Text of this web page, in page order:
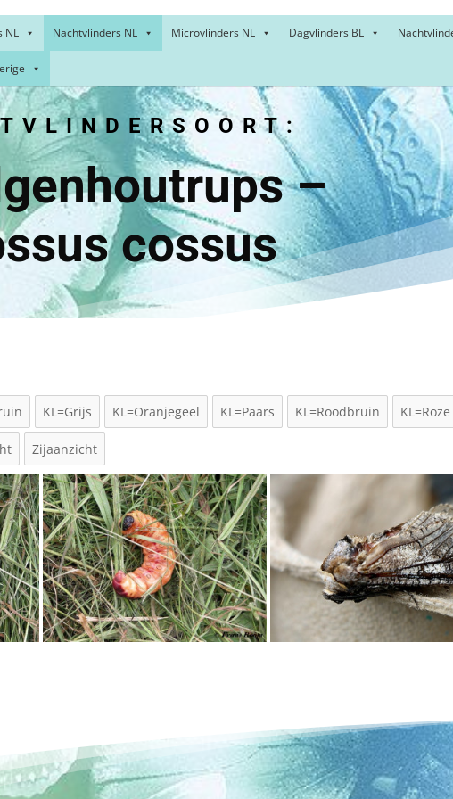
NL Nachtvlinders NL Microvlinders NL Dagvlinders BL
cossus
KL=Grijs KL=Oranjegeel KL=Paars KL=Roodbruin KL=Roze
Zijaanzicht